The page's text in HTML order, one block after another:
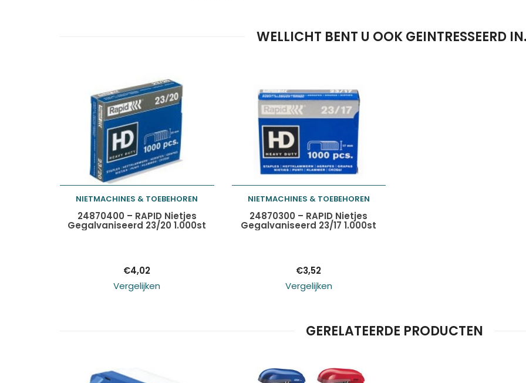
WELLICHT BENT U OOK GEINTRESSEERD
Toevoegen aan
NIETMACHINES & TOEBEHOREN
24870400 – RAPID Nietjes
Gegalvaniseerd 23/20 1.000st
€4,02
Vergelijken
Toevoegen aan
NIETMACHINES & TOEBEHOREN
24870300 – RAPID Nietjes
Gegalvaniseerd 23/17 1.000st
€3,52
Vergelijken
GERELATEERDE PRODUCTEN